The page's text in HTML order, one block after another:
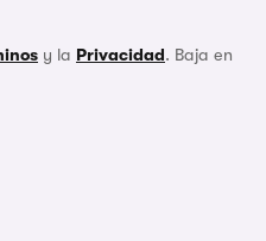
y la Privacidad. Baja en